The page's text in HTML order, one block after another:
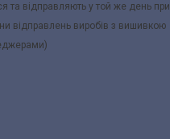
та відправляють у той же день при
відправлень виробів з вишивкою